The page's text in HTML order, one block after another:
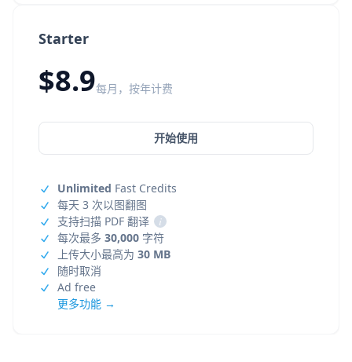
Starter
$8.9每月，按年计费
开始使用
Unlimited Fast Credits
每天 3 次以图翻图
支持扫描 PDF 翻译
i
每次最多 30,000 字符
上传大小最高为 30 MB
随时取消
Ad free
更多功能 →